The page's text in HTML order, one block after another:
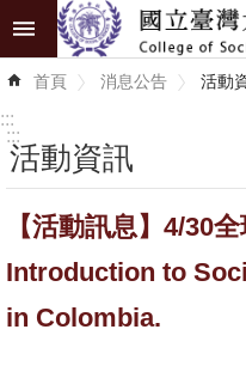
跳到主要內容區塊
進
階
識
學
首頁 消息公告 活動
:::
:::
活動資訊
【活動訊息】4/30
Introduction to
in Colombia.